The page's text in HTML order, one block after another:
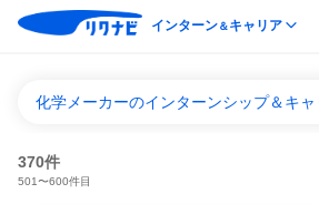
インターン＆キャリア
化学メーカーのインターンシップ＆キ
370件
501〜600件目